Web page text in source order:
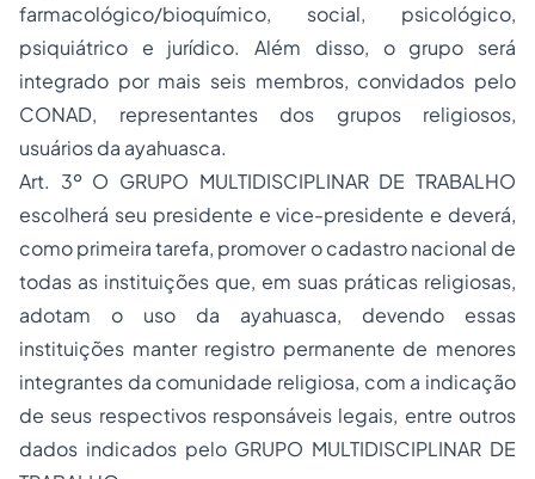
farmacológico/bioquímico, social, psicológico,
psiquiátrico e jurídico. Além disso, o grupo será
integrado por mais seis membros, convidados pelo
CONAD, representantes dos grupos religiosos,
usuários da ayahuasca.
Art. 3º O GRUPO MULTIDISCIPLINAR DE TRABALHO
escolherá seu presidente e vice-presidente e deverá,
como primeira tarefa, promover o cadastro nacional de
todas as instituições que, em suas práticas religiosas,
adotam o uso da ayahuasca, devendo essas
instituições manter registro permanente de menores
integrantes da comunidade religiosa, com a indicação
de seus respectivos responsáveis legais, entre outros
dados indicados pelo GRUPO MULTIDISCIPLINAR DE